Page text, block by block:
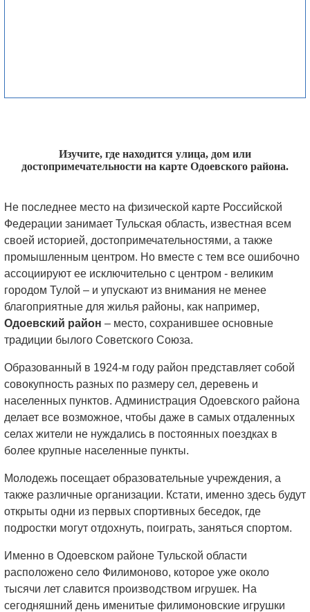
Изучите, где находится улица, дом или
достопримечательности на карте Одоевского района.
Не последнее место на физической карте Российской
Федерации занимает Тульская область, известная всем
своей историей, достопримечательностями, а также
промышленным центром. Но вместе с тем все ошибочно
ассоциируют ее исключительно с центром - великим
городом Тулой – и упускают из внимания не менее
благоприятные для жилья районы, как например,
Одоевский район – место, сохранившее основные
традиции былого Советского Союза.
Образованный в 1924-м году район представляет собой
совокупность разных по размеру сел, деревень и
населенных пунктов. Администрация Одоевского района
делает все возможное, чтобы даже в самых отдаленных
селах жители не нуждались в постоянных поездках в
более крупные населенные пункты.
Молодежь посещает образовательные учреждения, а
также различные организации. Кстати, именно здесь будут
открыты одни из первых спортивных беседок, где
подростки могут отдохнуть, поиграть, заняться спортом.
Именно в Одоевском районе Тульской области
расположено село Филимоново, которое уже около
тысячи лет славится производством игрушек. На
сегодняшний день именитые филимоновские игрушки